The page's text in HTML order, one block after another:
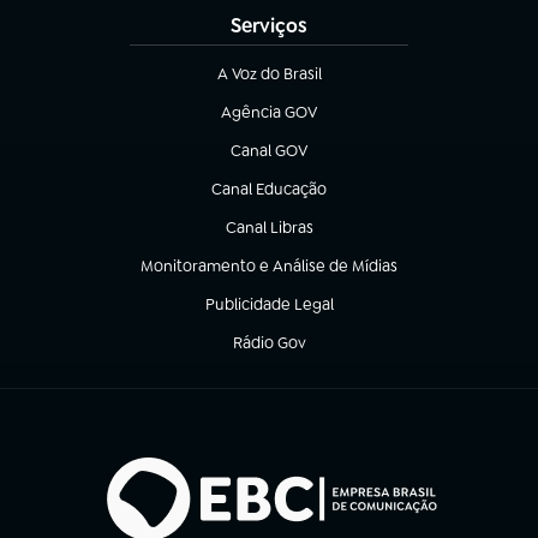
Serviços
A Voz do Brasil
(abre em nova aba)
Agência GOV
(abre em nova aba)
Canal GOV
(abre em nova aba)
Canal Educação
(abre em nova aba)
Canal Libras
(abre em nova aba)
Monitoramento e Análise de Mídias
(abre em nova aba)
Publicidade Legal
(abre em nova aba)
Rádio Gov
(abre em nova aba)